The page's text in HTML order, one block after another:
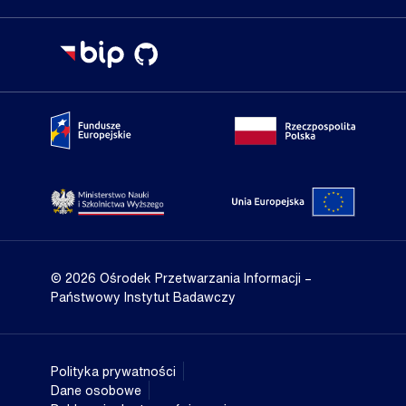
Portal Fundusze Europejskie Portal
Strona Ministerstwa Nauki i Szkolnictwa WyższegoPortal
© 2026 Ośrodek Przetwarzania Informacji –
Państwowy Instytut Badawczy
Polityka prywatności
Dane osobowe